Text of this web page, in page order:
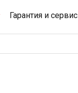
Гарантия и сервис